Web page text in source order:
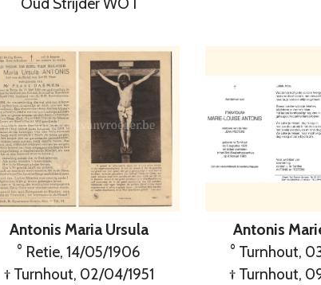
Antonis Maria Ursula
° Retie, 14/05/1906
† Turnhout, 02/04/1951
Antonis
° Turnhout,
† Turnhout,